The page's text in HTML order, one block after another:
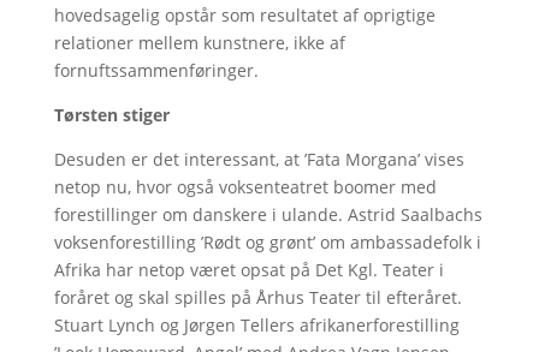
hovedsagelig opstår som resultatet af oprigtige
relationer mellem kunstnere, ikke af
fornuftssammenføringer.
Tørsten stiger
Desuden er det interessant, at ’Fata Morgana’ vises
netop nu, hvor også voksenteatret boomer med
forestillinger om danskere i ulande. Astrid Saalbachs
voksenforestilling ’Rødt og grønt’ om ambassadefolk i
Afrika har netop været opsat på Det Kgl. Teater i
foråret og skal spilles på Århus Teater til efteråret.
Stuart Lynch og Jørgen Tellers afrikanerforestilling